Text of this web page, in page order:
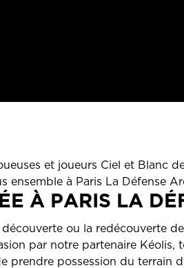
et joueurs Ciel et Blanc
ensemble à Paris La Défense
À PARIS LA
ou la redécouverte
par notre partenaire Kéolis,
prendre possession du terrain